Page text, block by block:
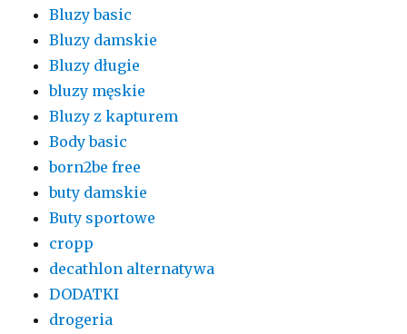
Bluzy basic
Bluzy damskie
Bluzy długie
bluzy męskie
Bluzy z kapturem
Body basic
born2be free
buty damskie
Buty sportowe
cropp
decathlon alternatywa
DODATKI
drogeria